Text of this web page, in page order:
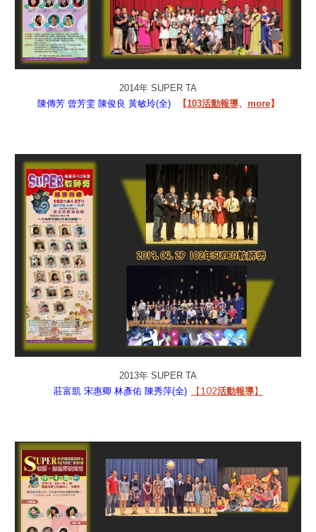
2014年 SUPER TA
陳傳芳 曾芳雯 陳俊良 黃敏玲(全) 【103活動報導、 more】
2013年 SUPER TA
莊富凱 宋惠卿 林彥佑 陳秀萍(全) 【102活動報導】